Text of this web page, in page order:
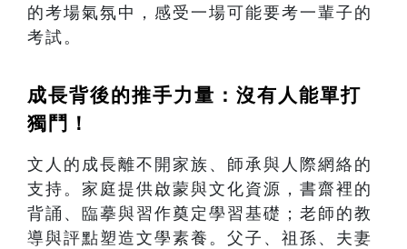
的考場氣氛中，感受一場可能要考一輩子的
考試。
成長背後的推手力量：沒有人能單打
獨鬥！
文人的成長離不開家族、師承與人際網絡的
支持。家庭提供啟蒙與文化資源，書齋裡的
背誦、臨摹與習作奠定學習基礎；老師的教
導與評點塑造文學素養。父子、祖孫、夫妻